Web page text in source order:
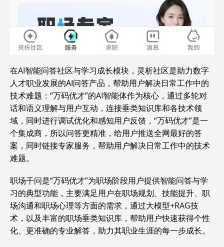
在AI智能问答社区与学习成长模块，灵析社区是助力数字
人才职业发展的AI问答产品，帮助用户解决日常工作中的
技术难题：“万码优才”的AI智能体作为核心，通过多轮对
话和语义理解与用户互动，连接垂类知识库和各技术领
域，同时进行调试优化和感知用户反馈，“万码优才”是一
个集成商，所以问答更精准，给用户推送全网最好的答
案，同时链接专家服务，帮助用户解决日常工作中的技术
难题。
职场千问是“万码优才”为职场阶段用户提供智能问答与学
习的典型功能，主要满足用户在职场规划、技能提升、职
场沟通和职场心理等方面的需求，通过大模型+RAG技
术，以及丰富的职场垂类知识库，帮助用户快速获得个性
化、更准确的专业解答，助力其职业生涯的每一步成长。